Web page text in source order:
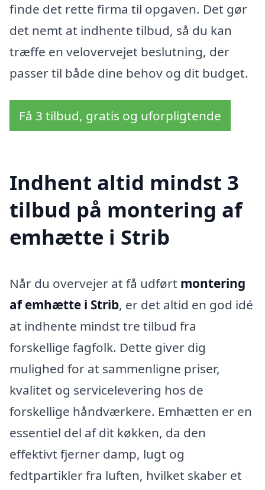
finde det rette firma til opgaven. Det gør
det nemt at indhente tilbud, så du kan
træffe en velovervejet beslutning, der
passer til både dine behov og dit budget.
Få 3 tilbud, gratis og uforpligtende
Indhent altid mindst 3
tilbud på montering af
emhætte i Strib
Når du overvejer at få udført montering
af emhætte i Strib, er det altid en god idé
at indhente mindst tre tilbud fra
forskellige fagfolk. Dette giver dig
mulighed for at sammenligne priser,
kvalitet og servicelevering hos de
forskellige håndværkere. Emhætten er en
essentiel del af dit køkken, da den
effektivt fjerner damp, lugt og
fedtpartikler fra luften, hvilket skaber et